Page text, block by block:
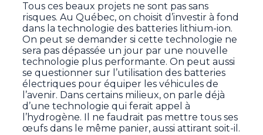
Tous ces beaux projets ne sont pas sans
risques. Au Québec, on choisit d’investir à fond
dans la technologie des batteries lithium-ion.
On peut se demander si cette technologie ne
sera pas dépassée un jour par une nouvelle
technologie plus performante. On peut aussi
se questionner sur l’utilisation des batteries
électriques pour équiper les véhicules de
l’avenir. Dans certains milieux, on parle déjà
d’une technologie qui ferait appel à
l’hydrogène. Il ne faudrait pas mettre tous ses
œufs dans le même panier, aussi attirant soit-il.